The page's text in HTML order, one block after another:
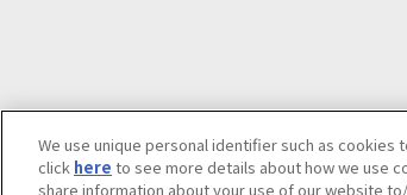
ウェブサイトご利用条件ソーシャルメディアポ
We use unique personal identifier such as
click here to see more details about how we use
share information about your use of our website